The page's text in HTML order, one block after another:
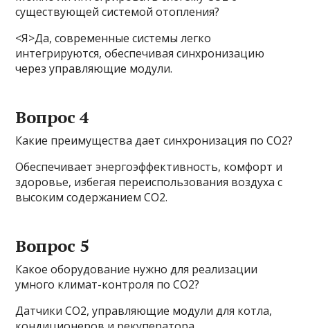
существующей системой отопления?
<Я>Да, современные системы легко
интегрируются, обеспечивая синхронизацию
через управляющие модули.
Вопрос 4
Какие преимущества дает синхронизация по CO2?
Обеспечивает энергоэффективность, комфорт и
здоровье, избегая переиспользования воздуха с
высоким содержанием CO2.
Вопрос 5
Какое оборудование нужно для реализации
умного климат-контроля по CO2?
Датчики СО2, управляющие модули для котла,